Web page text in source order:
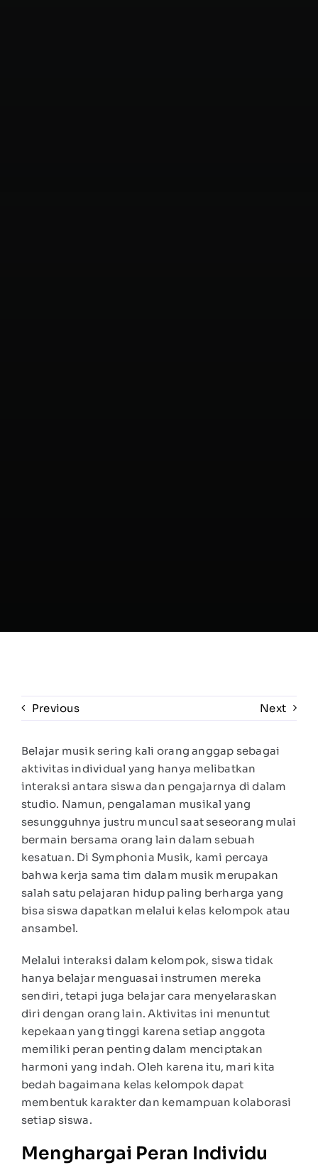
Previous Next
Belajar musik sering kali orang anggap sebagai
aktivitas individual yang hanya melibatkan
interaksi antara siswa dan pengajarnya di dalam
studio. Namun, pengalaman musikal yang
sesungguhnya justru muncul saat seseorang mulai
bermain bersama orang lain dalam sebuah
kesatuan. Di Symphonia Musik, kami percaya
bahwa kerja sama tim dalam musik merupakan
salah satu pelajaran hidup paling berharga yang
bisa siswa dapatkan melalui kelas kelompok atau
ansambel.
Melalui interaksi dalam kelompok, siswa tidak
hanya belajar menguasai instrumen mereka
sendiri, tetapi juga belajar cara menyelaraskan
diri dengan orang lain. Aktivitas ini menuntut
kepekaan yang tinggi karena setiap anggota
memiliki peran penting dalam menciptakan
harmoni yang indah. Oleh karena itu, mari kita
bedah bagaimana kelas kelompok dapat
membentuk karakter dan kemampuan kolaborasi
setiap siswa.
Menghargai Peran Individu